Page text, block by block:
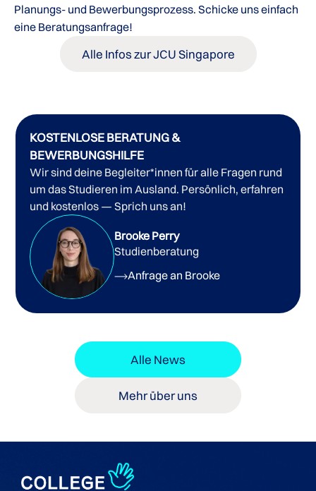
Planungs- und Bewerbungsprozess. Schicke uns einfach
eine Beratungsanfrage!
Alle Infos zur JCU Singapore
KOSTENLOSE BERATUNG &
BEWERBUNGSHILFE
Wir sind deine Begleiter*innen für alle Fragen rund
um das Studieren im Ausland. Persönlich, erfahren
und kostenlos — Sprich uns an!
Brooke Perry
Studienberatung
Anfrage an Brooke
Alle News
Mehr über uns